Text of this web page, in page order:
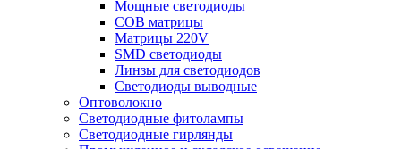
Мощные светодиоды
COB матрицы
Матрицы 220V
SMD светодиоды
Линзы для светодиодов
Светодиоды выводные
Оптоволокно
Светодиодные фитолампы
Светодиодные гирлянды